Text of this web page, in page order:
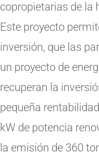
copropietarias de la
Este proyecto
inversión, que las
un proyecto de
recuperan la
pequeña
kW de potencia
la emisión de 360